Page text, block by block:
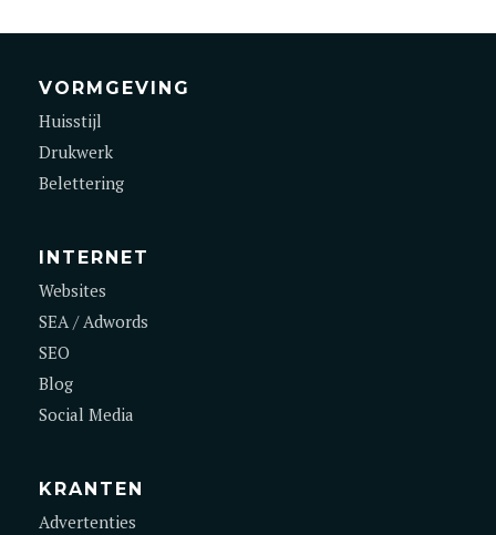
VORMGEVING
Huisstijl
Drukwerk
Belettering
INTERNET
Websites
SEA / Adwords
SEO
Blog
Social Media
KRANTEN
Advertenties